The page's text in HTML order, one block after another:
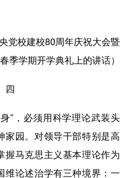
党校建校80周年庆祝大会暨
季学期开学典礼上的讲话）
四
，必须用科学理论武装头
家园。对领导干部特别是高
握马克思主义基本理论作为
维论述治学有三种境界：一